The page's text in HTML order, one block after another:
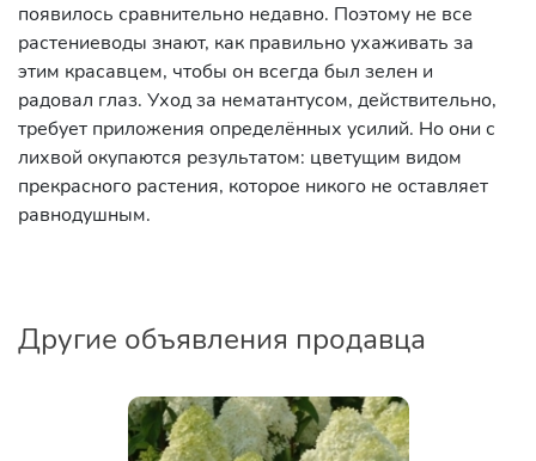
появилось сравнительно недавно. Поэтому не все
растениеводы знают, как правильно ухаживать за
этим красавцем, чтобы он всегда был зелен и
радовал глаз. Уход за нематантусом, действительно,
требует приложения определённых усилий. Но они с
лихвой окупаются результатом: цветущим видом
прекрасного растения, которое никого не оставляет
равнодушным.
Другие объявления продавца